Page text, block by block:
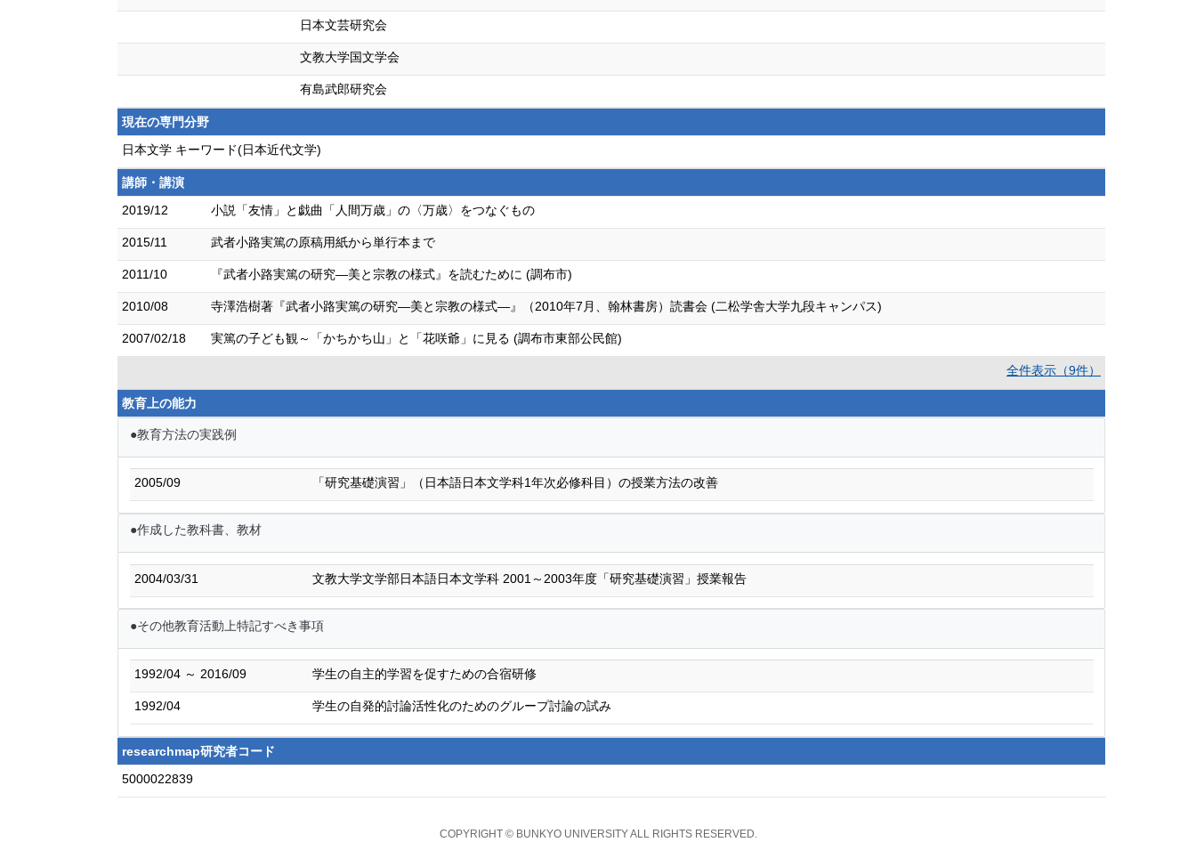
日本文芸研究会
文教大学国文学会
有島武郎研究会
現在の専門分野
日本文学 キーワード(日本近代文学)
講師・講演
2019/12
小説「友情」と戯曲「人間万歳」の〈万歳〉をつなぐもの
2015/11 武者小路実篤の原稿用紙から単行本まで
2011/10 『武者小路実篤の研究―美と宗教の様式』を読むために (調布市)
2010/08 寺澤浩樹著『武者小路実篤の研究―美と宗教の様式―』（2010年7月、翰林書房）読書会 (二松学舎大学九段キャンパス)
2007/02/18 実篤の子ども観～「かちかち山」と「花咲爺」に見る (調布市東部公民館)
全件表示（9件）
教育上の能力
●教育方法の実践例
2005/09 「研究基礎演習」（日本語日本文学科1年次必修科目）の授業方法の改善
●作成した教科書、教材
2004/03/31 文教大学文学部日本語日本文学科 2001～2003年度「研究基礎演習」授業報告
●その他教育活動上特記すべき事項
1992/04 ～ 2016/09 学生の自主的学習を促すための合宿研修
1992/04 学生の自発的討論活性化のためのグループ討論の試み
researchmap研究者コード
5000022839
COPYRIGHT © BUNKYO UNIVERSITY ALL RIGHTS RESERVED.